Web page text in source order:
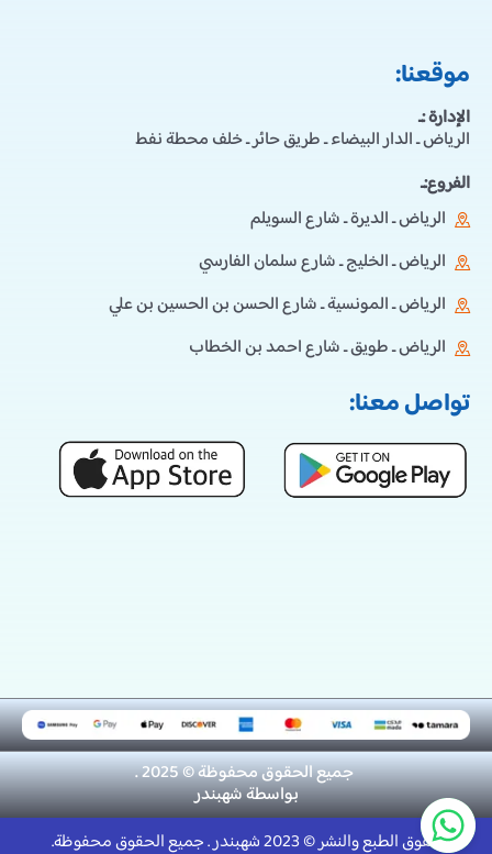
موقعنا:
الإدارة :ـ
الرياض ـ الدار البيضاء ـ طريق حائر ـ خلف محطة نفط
الفروع:ـ
الرياض ـ الديرة ـ شارع السويلم
الرياض ـ الخليج ـ شارع سلمان الفارسي
الرياض ـ المونسية ـ شارع الحسن بن الحسين بن علي
الرياض ـ طويق ـ شارع احمد بن الخطاب
تواصل معنا:
جميع الحقوق محفوظة © 2025 .
بواسطةشهبندر
حقوق الطبع والنشر © 2023 شهبندر . جميع الحقوق محفوظة.